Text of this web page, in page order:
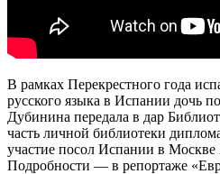
В рамках Перекрестного года
русского языка в Испании дочь
Дубинина передала в дар
часть личной библиотеки
участие посол Испании в Москве
Подробности — в репортаже